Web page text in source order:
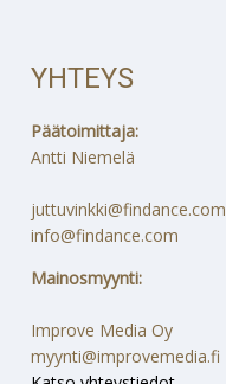
YHTEYS
Päätoimittaja:
Antti Niemelä
juttuvinkki@findance.com
info@findance.com
Mainosmyynti:
Improve Media Oy
myynti@improvemedia.fi